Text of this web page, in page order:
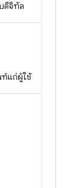
ดิจิทัล
ท์แก่ผู้ใช้